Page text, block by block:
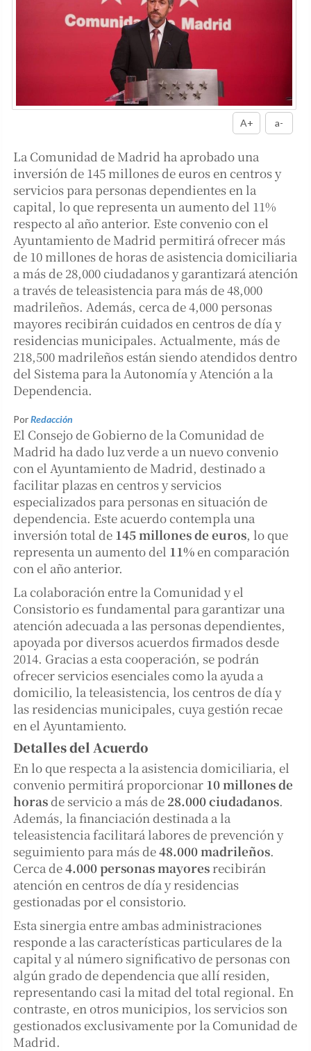
A+ a-
La Comunidad de Madrid ha aprobado una
inversión de 145 millones de euros en centros y
servicios para personas dependientes en la
capital, lo que representa un aumento del 11%
respecto al año anterior. Este convenio con el
Ayuntamiento de Madrid permitirá ofrecer más
de 10 millones de horas de asistencia domiciliaria
a más de 28,000 ciudadanos y garantizará atención
a través de teleasistencia para más de 48,000
madrileños. Además, cerca de 4,000 personas
mayores recibirán cuidados en centros de día y
residencias municipales. Actualmente, más de
218,500 madrileños están siendo atendidos dentro
del Sistema para la Autonomía y Atención a la
Dependencia.
PorRedacción
El Consejo de Gobierno de la Comunidad de
Madrid ha dado luz verde a un nuevo convenio
con el Ayuntamiento de Madrid, destinado a
facilitar plazas en centros y servicios
especializados para personas en situación de
dependencia. Este acuerdo contempla una
inversión total de 145 millones de euros, lo que
representa un aumento del 11%en comparación
con el año anterior.
La colaboración entre la Comunidad y el
Consistorio es fundamental para garantizar una
atención adecuada a las personas dependientes,
apoyada por diversos acuerdos firmados desde
2014. Gracias a esta cooperación, se podrán
ofrecer servicios esenciales como la ayuda a
domicilio, la teleasistencia, los centros de día y
las residencias municipales, cuya gestión recae
en el Ayuntamiento.
Detalles del Acuerdo
En lo que respecta a la asistencia domiciliaria, el
convenio permitirá proporcionar 10 millones de
horasde servicio a más de 28.000 ciudadanos.
Además, la financiación destinada a la
teleasistencia facilitará labores de prevención y
seguimiento para más de48.000 madrileños.
Cerca de4.000 personas mayores recibirán
atención en centros de día y residencias
gestionadas por el consistorio.
Esta sinergia entre ambas administraciones
responde a las características particulares de la
capital y al número significativo de personas con
algún grado de dependencia que allí residen,
representando casi la mitad del total regional. En
contraste, en otros municipios, los servicios son
gestionados exclusivamente por la Comunidad de
Madrid.